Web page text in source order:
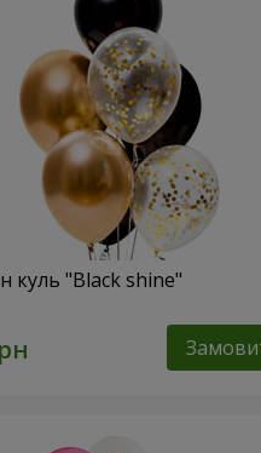
куль "Black shine"